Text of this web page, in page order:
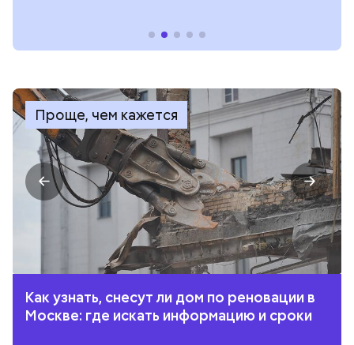
Проще, чем кажется
Как узнать, снесут ли дом по реновации в
Москве: где искать информацию и сроки